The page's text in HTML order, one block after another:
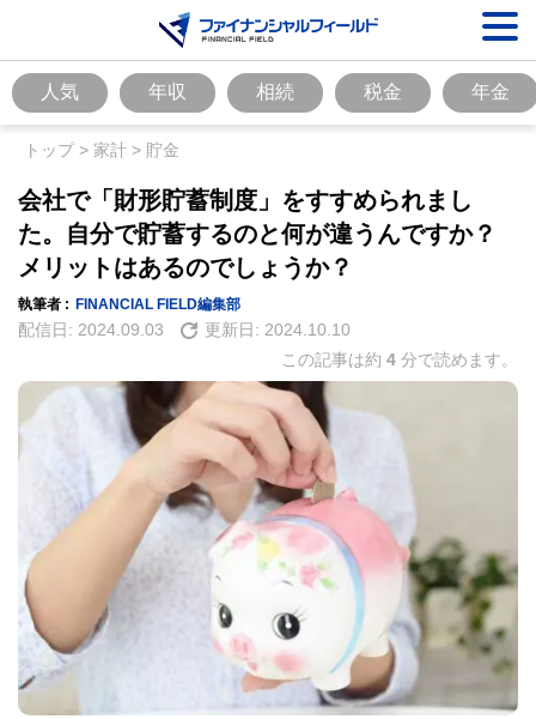
人気 年収 相続 税金 年金
トップ> 家計 > 貯金
会社で「財形貯蓄制度」をすすめられまし
た。自分で貯蓄するのと何が違うんですか？
メリットはあるのでしょうか？
執筆者 : FINANCIAL FIELD編集部
配信日: 2024.09.03 更新日: 2024.10.10
この記事は約 4 分で読めます。